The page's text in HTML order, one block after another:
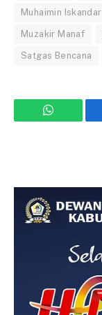
Muhaimin Iskandar
Muzakir Manaf
Satgas Bencana
WhatsApp